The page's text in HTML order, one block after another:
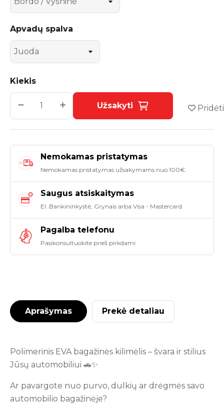
Apvadų spalva
Kiekis
Užsakyti
Nemokamas pristatymas
Nemokamas pristatymas užsakymams nuo 100€.
Saugus atsiskaitymas
El. Bankininkystė, Grynais arba Visa - Mastercard
Pagalba telefonu
Pasikonsultuokite prieš pirkdami
Aprašymas Prekė detaliau
Polimerinis EVA bagažinės kilimėlis – švara ir stilius
Jūsų automobiliui 🚗✨
Ar pavargote nuo purvo, dulkių ar drėgmės savo
automobilio bagažinėje?